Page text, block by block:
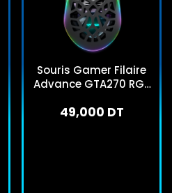
Souris Gamer Filaire
Advance GTA270 RGB
49,000 DT